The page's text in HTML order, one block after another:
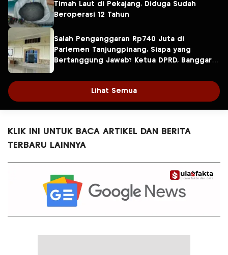
Timah Laut di Pekajang, Diduga Sudah
Beroperasi 12 Tahun
Salah Penganggaran Rp740 Juta di
Parlemen Tanjungpinang, Siapa yang
Bertanggung Jawab? Ketua DPRD, Banggar
Lihat Semua
KLIK INI UNTUK BACA ARTIKEL DAN BERITA
TERBARU LAINNYA